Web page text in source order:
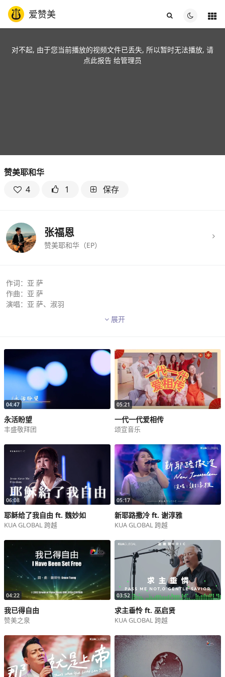
爱赞美
对不起, 由于您当前播放的视频文件已丢失, 所以暂时无法播放, 请
点此报告 给管理员
赞美耶和华
4 1 保存
张福恩
赞美耶和华（EP）
作词：亚 萨
作曲：亚 萨
演唱：亚 萨、淑羽
制作人：亚 萨
亚萨：
我们当向耶和华我们的神 大声欢呼
向耶和华我们的神发声欢呼
因祂在急难中听我的呼求 搭救我
万国当向耶和华至高的神 大声赞美
向造天地的耶和华 发声赞美
因祂在洪水泛滥之时 坐在天上为王
我要传扬祂的圣名到永远
淑羽：
万王之王 我要歌颂你至高圣名
把你的荣耀传扬万邦
亚萨：
从日出之地到日落之处
耶和华的名是配得颂扬
日头和月亮放光的星宿
（合）：
唱起诗歌 挑起舞蹈
愿全地都来欢呼
展开
04:47
永活盼望
丰盛敬拜团
05:21
一代一代爱相传
颂宣音乐
06:08
耶稣给了我自由 ft. 魏妙如
KUA GLOBAL 跨越
05:17
新耶路撒冷 ft. 谢淳雅
KUA GLOBAL 跨越
04:22
我已得自由
赞美之泉
03:52
求主垂怜 ft. 巫启贤
KUA GLOBAL 跨越